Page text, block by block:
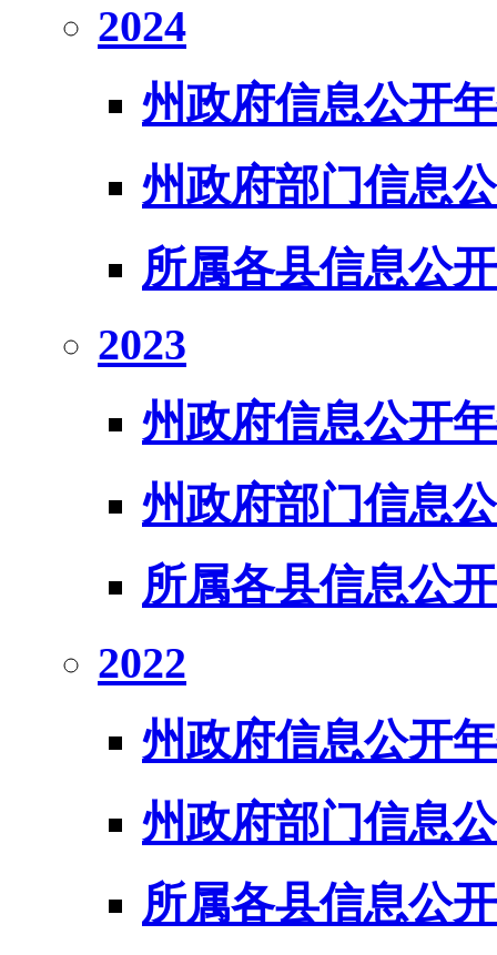
2024
州政府信息公开
州政府部门信息
所属各县信息公
2023
州政府信息公开
州政府部门信息
所属各县信息公
2022
州政府信息公开
州政府部门信息
所属各县信息公